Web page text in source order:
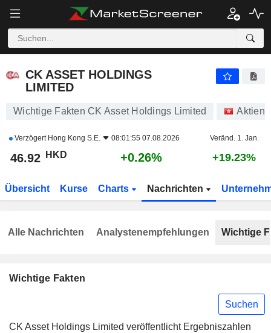
CK ASSET HOLDINGS
LIMITED
Wichtige Fakten CK Asset Holdings Limited Aktien
Verzögert Hong Kong S.E. 08:01:55 07.08.2026 Veränd. 1. Jan.
46.92 HKD +0.26% +19.23%
Übersicht Kurse Charts Nachrichten
Wichtige Fakten
Suchen
CK Asset Holdings Limited veröffentlicht Ergebniszahlen
Alle Nachrichten Analystenempfehlungen Wichtige